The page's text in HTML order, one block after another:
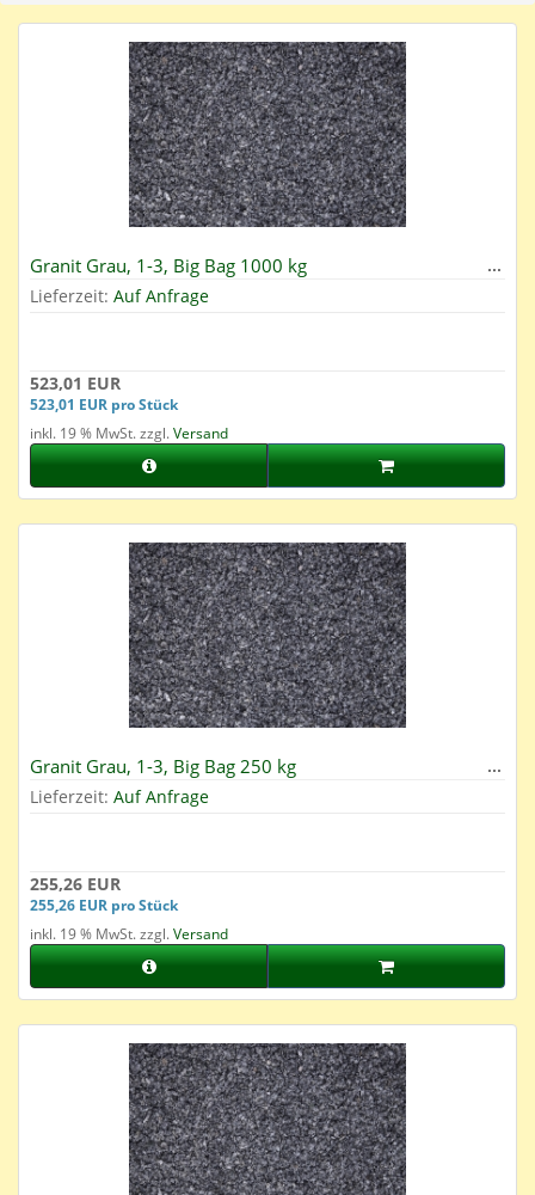
Granit Grau, 1-3, Big Bag 1000 kg
Lieferzeit: Auf Anfrage
523,01 EUR
523,01 EUR pro Stück
inkl. 19 % MwSt. zzgl.Versand
Granit Grau, 1-3, Big Bag 250 kg
Lieferzeit: Auf Anfrage
255,26 EUR
255,26 EUR pro Stück
inkl. 19 % MwSt. zzgl.Versand